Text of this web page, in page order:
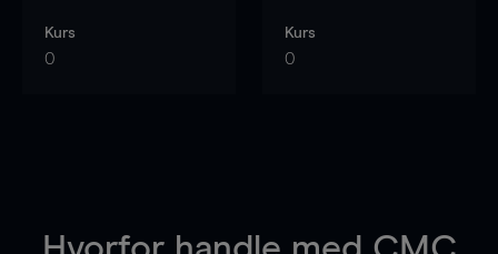
Kurs
0
Kurs
0